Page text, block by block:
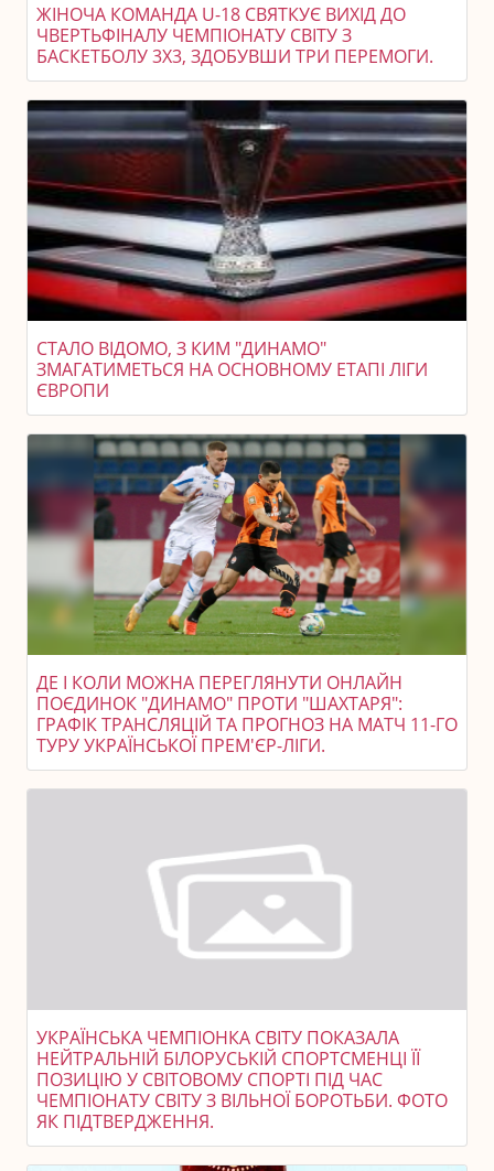
ЖІНОЧА КОМАНДА U-18 СВЯТКУЄ ВИХІД ДО
ЧВЕРТЬФІНАЛУ ЧЕМПІОНАТУ СВІТУ З
БАСКЕТБОЛУ 3X3, ЗДОБУВШИ ТРИ ПЕРЕМОГИ.
СТАЛО ВІДОМО, З КИМ "ДИНАМО"
ЗМАГАТИМЕТЬСЯ НА ОСНОВНОМУ ЕТАПІ ЛІГИ
ЄВРОПИ
ДЕ І КОЛИ МОЖНА ПЕРЕГЛЯНУТИ ОНЛАЙН
ПОЄДИНОК "ДИНАМО" ПРОТИ "ШАХТАРЯ":
ГРАФІК ТРАНСЛЯЦІЙ ТА ПРОГНОЗ НА МАТЧ 11-ГО
ТУРУ УКРАЇНСЬКОЇ ПРЕМ'ЄР-ЛІГИ.
УКРАЇНСЬКА ЧЕМПІОНКА СВІТУ ПОКАЗАЛА
НЕЙТРАЛЬНІЙ БІЛОРУСЬКІЙ СПОРТСМЕНЦІ ЇЇ
ПОЗИЦІЮ У СВІТОВОМУ СПОРТІ ПІД ЧАС
ЧЕМПІОНАТУ СВІТУ З ВІЛЬНОЇ БОРОТЬБИ. ФОТО
ЯК ПІДТВЕРДЖЕННЯ.